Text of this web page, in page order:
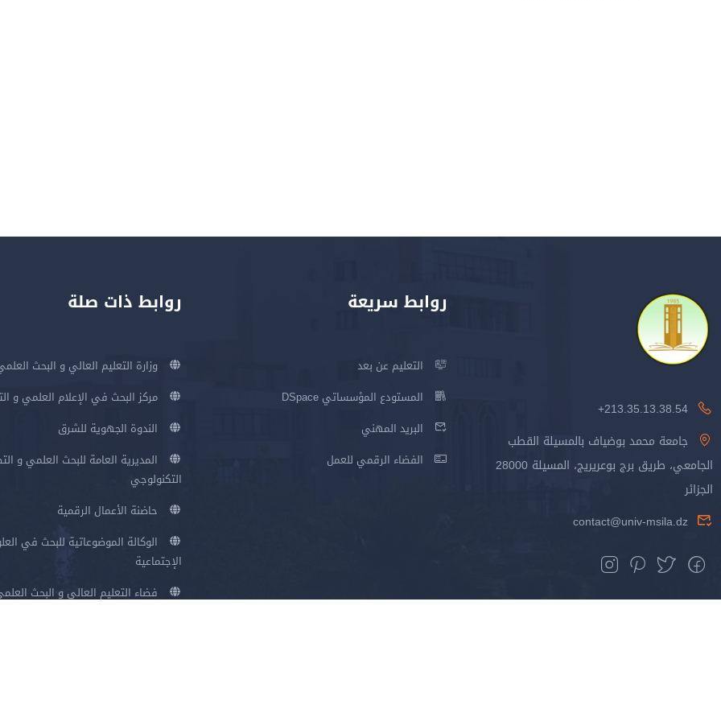
213.35.13.38.54+
جامعة محمد بوضياف بالمسيلة القطب
الجامعي، طريق برج بوعريريج، المسيلة 28000
الجزائر
contact@univ-msila.dz
روابط سريعة
التعليم عن بعد
المستودع المؤسساتي DSpace
البريد المهني
الفضاء الرقمي للعمل
روابط ذات صلة
وزارة التعليم العالي و البحث
مركز البحث في الإعلام العلمي و
الندوة الجهوية للشرق
المديرية العامة للبحث العلمي و
التكنولوجي
حاضنة الأعمال الرقمية
الوكالة الموضوعاتية للبحث في
الإجتماعية
فضاء التعليم العالي و البحث